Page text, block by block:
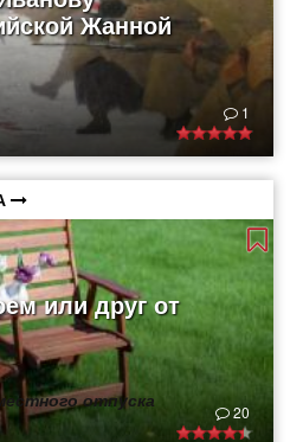
Жанной
1
или друг от
отпуска
20